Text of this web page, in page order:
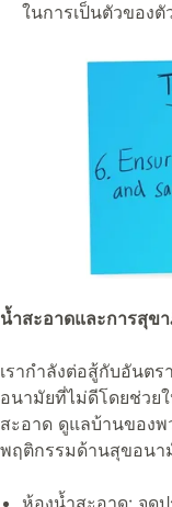
ในการเป็นตัวของตั
น้ำสะอาดและการสุข
เรากำลังต่อสู้กับอันต
อนามัยที่ไม่ดีโดยช่วย
สะอาด ดูแลบ้านของพ
พฤติกรรมด้านสุขอนา
ห้องน้ำสะอาด: จุด